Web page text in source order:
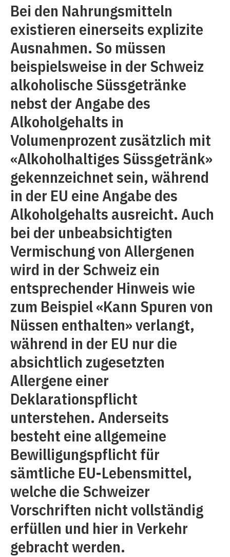
Bei den Nahrungsmitteln
existieren einerseits explizite
Ausnahmen. So müssen
beispielsweise in der Schweiz
alkoholische Süssgetränke
nebst der Angabe des
Alkoholgehalts in
Volumenprozent zusätzlich mit
«Alkoholhaltiges Süssgetränk»
gekennzeichnet sein, während
in der EU eine Angabe des
Alkoholgehalts ausreicht. Auch
bei der unbeabsichtigten
Vermischung von Allergenen
wird in der Schweiz ein
entsprechender Hinweis wie
zum Beispiel «Kann Spuren von
Nüssen enthalten» verlangt,
während in der EU nur die
absichtlich zugesetzten
Allergene einer
Deklarationspflicht
unterstehen. Anderseits
besteht eine allgemeine
Bewilligungspflicht für
sämtliche EU-Lebensmittel,
welche die Schweizer
Vorschriften nicht vollständig
erfüllen und hier in Verkehr
gebracht werden.